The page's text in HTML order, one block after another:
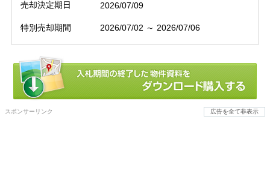
売却決定期日 2026/07/09
特別売却期間 2026/07/02 ～ 2026/07/06
スポンサーリンク 広告を全て非表示